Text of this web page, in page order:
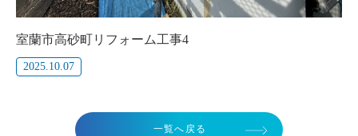
室蘭市高砂町リフォーム工事4
2025.10.07
一覧へ戻る